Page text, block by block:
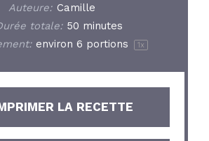
Auteure: Camille
totale: 50 minutes
environ 6 portions 1x
LA RECETTE